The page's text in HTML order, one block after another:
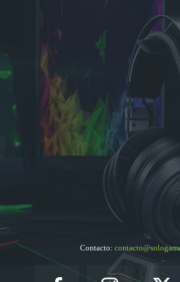
Contacto: